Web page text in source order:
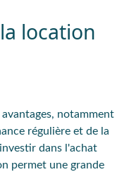
location
notamment
régulière et de la
dans l'achat
permet une grande